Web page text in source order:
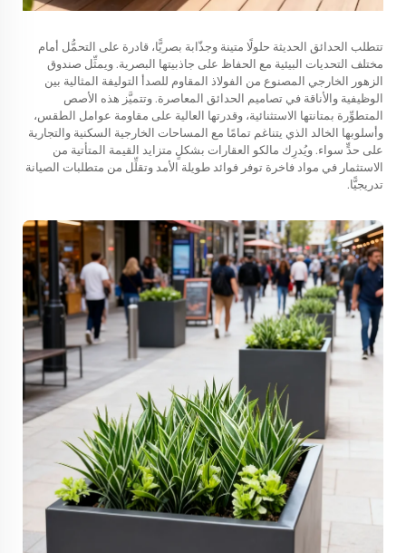
تتطلب الحدائق الحديثة حلولًا متينة وجذّابة بصريًّا، قادرة على التحمُّل أمام
مختلف التحديات البيئية مع الحفاظ على جاذبيتها البصرية. ويمثِّل صندوق
الزهور الخارجي المصنوع من الفولاذ المقاوم للصدأ التوليفة المثالية بين
الوظيفية والأناقة في تصاميم الحدائق المعاصرة. وتتميَّز هذه الأصص
المتطوِّرة بمتانتها الاستثنائية، وقدرتها العالية على مقاومة عوامل الطقس،
وأسلوبها الخالد الذي يتناغم تمامًا مع المساحات الخارجية السكنية والتجارية
على حدٍّ سواء. ويُدرِك مالكو العقارات بشكلٍ متزايد القيمة المتأتية من
الاستثمار في مواد فاخرة توفر فوائد طويلة الأمد وتقلِّل من متطلبات الصيانة
تدريجيًّا.